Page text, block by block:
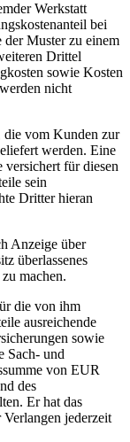
Werkstatt
bei
Muster zu einem
Drittel
sowie Kosten
nicht
die vom Kunden zur
werden. Eine
für diesen
sein
Dritter hieran
Anzeige über
überlassenes
machen.
die von ihm
ausreichende
sowie
Sach- und
von EUR
des
Er hat das
Verlangen jederzeit